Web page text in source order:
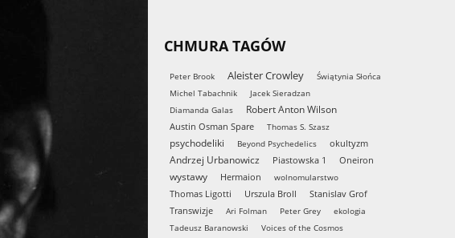
CHMURA TAGÓW
Peter Brook Aleister Crowley
Świątynia Słońca
Michel Tabachnik
Jacek Sieradzan
Diamanda Galas
Robert Anton Wilson
Austin Osman Spare Thomas S. Szasz
psychodeliki Beyond Psychedelics okultyzm
Andrzej Urbanowicz Piastowska 1 Oneiron
wystawy Hermaion wolnomularstwo
Thomas Ligotti Urszula Broll
Stanislav Grof
Transwizje
Ari Folman Peter Grey
ekologia
Tadeusz Baranowski
Voices of the Cosmos